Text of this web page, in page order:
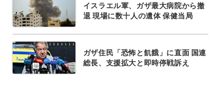
イスラエル軍、ガザ最大病院から撤
退 現場に数十人の遺体 保健当局
ガザ住民「恐怖と飢餓」に直面 国連
総長、支援拡大と即時停戦訴え